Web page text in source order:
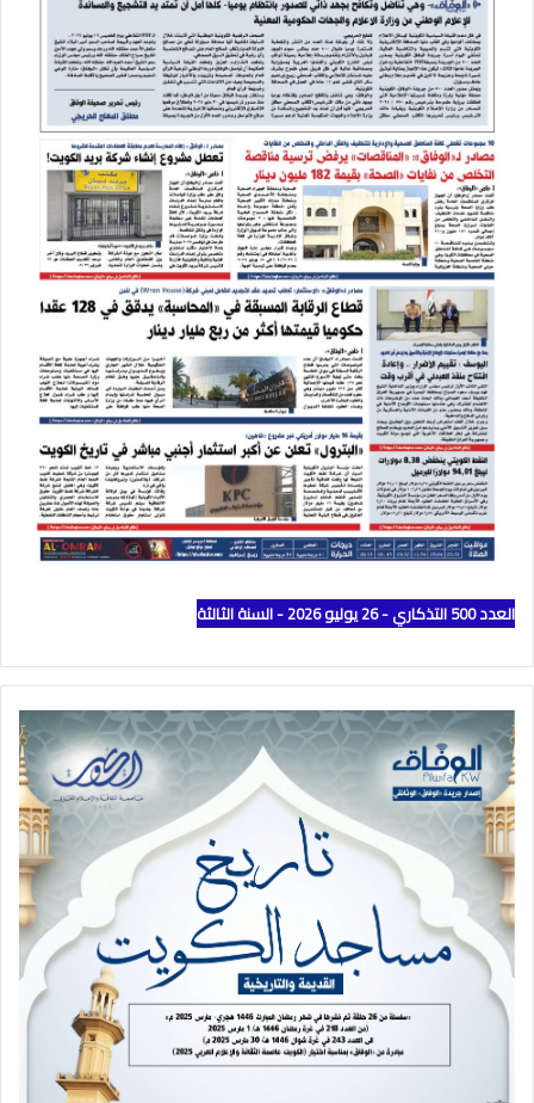
العدد 500 التذكاري - 26 يوليو 2026 - السنة الثالثة